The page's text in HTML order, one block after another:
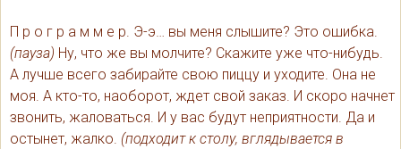
П р о г р а м м е р. Э-э… вы меня слышите? Это ошибка.
(пауза) Ну, что же вы молчите? Скажите уже что-нибудь.
А лучше всего забирайте свою пиццу и уходите. Она не
моя. А кто-то, наоборот, ждет свой заказ. И скоро начнет
звонить, жаловаться. И у вас будут неприятности. Да и
остынет, жалко. (подходит к столу, вглядывается в